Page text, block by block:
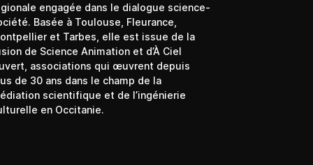
engagée dans le dialogue science-
Basée à Toulouse, Fleurance,
et Tarbes, elle est issue de la
de Science Animation et d’À Ciel
associations qui œuvrent depuis
de 30 ans dans le champ de la
scientifique et de l’ingénierie
en Occitanie.